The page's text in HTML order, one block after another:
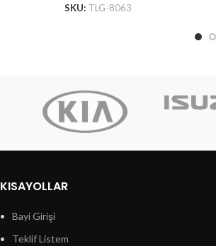
SKU: TLG-8063
KISAYOLLAR
Bayi Girişi
Teklif Listem